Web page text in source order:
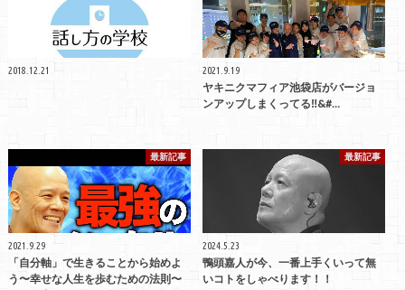
2018.12.21 2021.9.19
ヤキニクマフィア池袋店がバージョ
ンアップしまくってる‼&#…
最新記事
2021.9.29
「自分軸」で生きることから始めよ
う〜幸せな人生を歩むための法則〜
最新記事
2024.5.23
鴨頭嘉人が今、一番上手くいって無
いコトをしゃべります！！